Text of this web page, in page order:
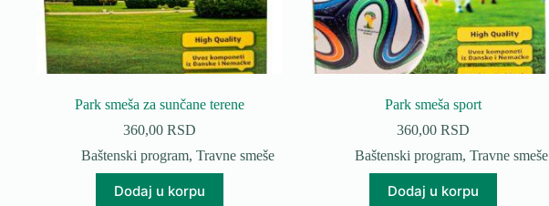
Park smeša za sunčane terene
360,00 RSD
Baštenski program, Travne smeše
Dodaj u korpu
Park smeša sport
360,00 RSD
Baštenski program, Travne smeše
Dodaj u korpu